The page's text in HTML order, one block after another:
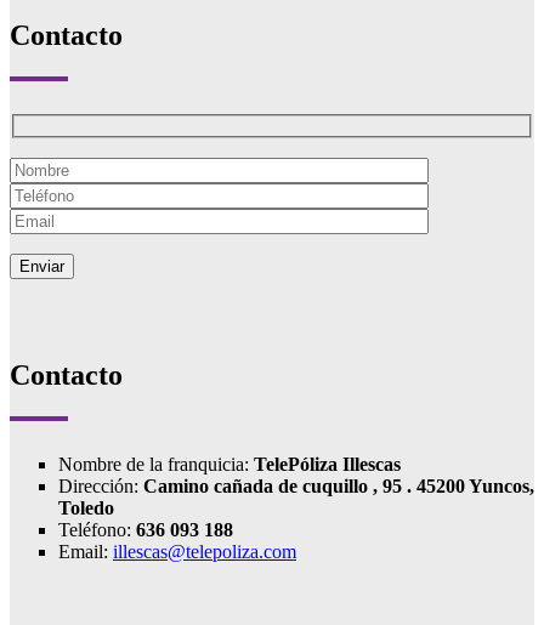
Contacto
Contacto
Nombre de la franquicia: TelePóliza Illescas
Dirección: Camino cañada de cuquillo , 95 . 45200 Yuncos,
Toledo
Teléfono: 636 093 188
Email: illescas@telepoliza.com